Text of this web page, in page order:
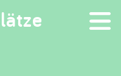
×